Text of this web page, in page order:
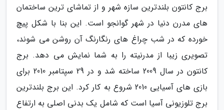
برج کانتون بلندترین سازه شهر و از تماشای ترین ساختمان
های مدرن دنیا در شهر گوانجو است. این بنا با شکل پیچ
خورده که در شب چراغ های رنگارنگ آن روشن می شوند،
تصویری زیبا از مدرنیته را به شما نمایش می دهد. برج
کانتون در سال 2009 ساخته شد و در 29 سپتامبر 2010 برای
بازی های آسیایی 2010 شروع به کار کرد. این برج بلندترین
برج تلوزیونی آسیا است که شامل یک بدنی اصلی به ارتفاع